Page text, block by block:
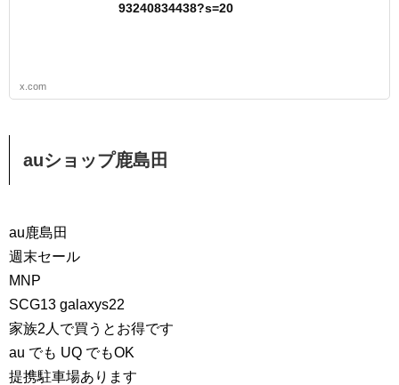
93240834438?s=20
x.com
auショップ鹿島田
au鹿島田
週末セール
MNP
SCG13 galaxys22
家族2人で買うとお得です
au でも UQ でもOK
提携駐車場あります